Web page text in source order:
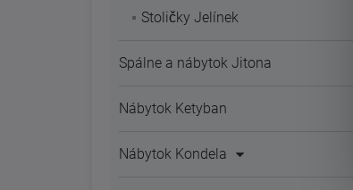
Stoličky Jelínek
Spálne a nábytok Jitona
Nábytok Ketyban
Nábytok Kondela